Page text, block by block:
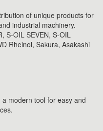
of unique products for
industrial machinery.
S-OIL SEVEN, S-OIL
Rheinol, Sakura, Asakashi
modern tool for easy and